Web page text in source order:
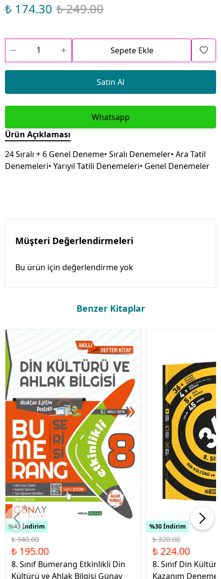
₺ 174.30 ₺ 249.00
Sepete Ekle
Satın Al
Whatsapp
Ürün Açıklaması
24 Sıralı + 6 Genel Deneme• Sıralı Denemeler• Ara Tatil
Denemeleri• Yarıyıl Tatili Denemeleri• Genel Denemeler
Müşteri Değerlendirmeleri
Bu ürün için değerlendirme yok
Benzer Kitaplar
%43 İndirim
₺ 340.00
₺ 195.00
8. Sınıf Bumerang Etkinlikli Din
Kültürü ve Ahlak Bilgisi Günay
%30 İndirim
₺ 320.00
₺ 224.00
8. Sınıf Din
Kazanım